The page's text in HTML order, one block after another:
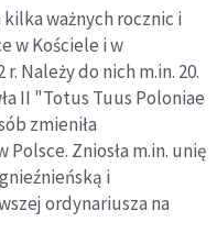
ważnych rocznic i
w Kościele i w
Należy do nich m.in. 20.
II "Totus Tuus Poloniae
zmieniła
Zniosła m.in. unię
i
ordynariusza na